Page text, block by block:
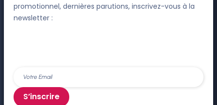
promotionnel, dernières parutions, inscrivez-vous à la
newsletter :
S’inscrire